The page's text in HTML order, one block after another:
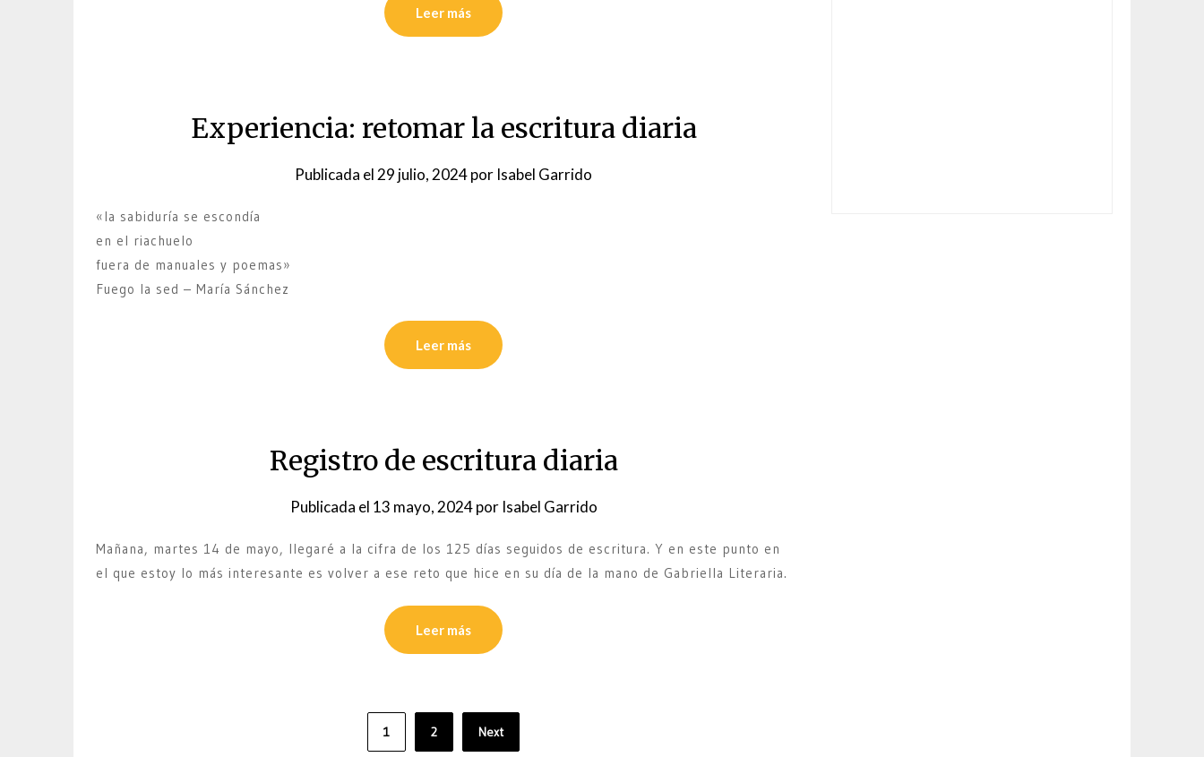
Leer más
Experiencia: retomar la escritura diaria
Publicada el 29 julio, 2024por Isabel Garrido
«la sabiduría se escondía
en el riachuelo
fuera de manuales y poemas»
Fuego la sed – María Sánchez
Leer más
Registro de escritura diaria
Publicada el 13 mayo, 2024por Isabel Garrido
Mañana, martes 14 de mayo, llegaré a la cifra de los 125 días seguidos de escritura. Y en este punto en
el que estoy lo más interesante es volver a ese reto que hice en su día de la mano de Gabriella Literaria.
Leer más
1 2 Next